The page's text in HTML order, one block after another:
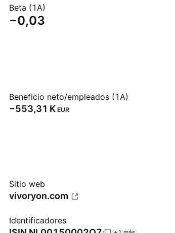
Beta (1A)
−0,03
Beneficio neto/empleados (1A)
‪−553,31 K‬ EUR
Sitio web
vivoryon.com
Identificadores